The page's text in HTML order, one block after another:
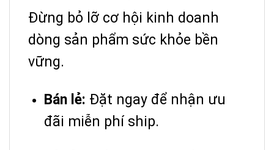
Đừng bỏ lỡ cơ hội kinh doanh
dòng sản phẩm sức khỏe bền
vững.
Bán lẻ: Đặt ngay để nhận ưu
đãi miễn phí ship.